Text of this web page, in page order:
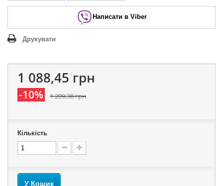
Написати в Viber
Друкувати
1 088,45 грн
-10% 1 209,38 грн
Кількість
У Кошик